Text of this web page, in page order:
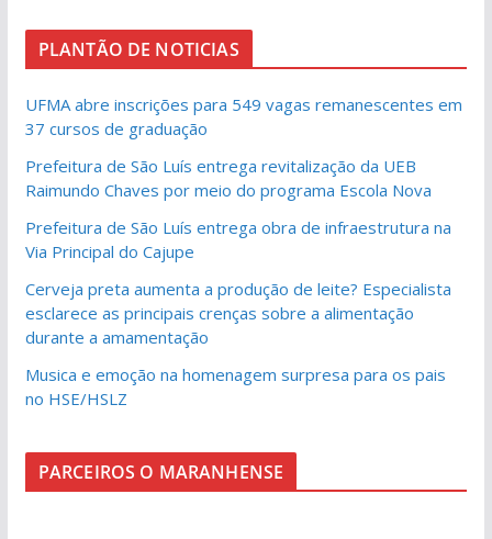
PLANTÃO DE NOTICIAS
UFMA abre inscrições para 549 vagas remanescentes em
37 cursos de graduação
Prefeitura de São Luís entrega revitalização da UEB
Raimundo Chaves por meio do programa Escola Nova
Prefeitura de São Luís entrega obra de infraestrutura na
Via Principal do Cajupe
Cerveja preta aumenta a produção de leite? Especialista
esclarece as principais crenças sobre a alimentação
durante a amamentação
Musica e emoção na homenagem surpresa para os pais
no HSE/HSLZ
PARCEIROS O MARANHENSE